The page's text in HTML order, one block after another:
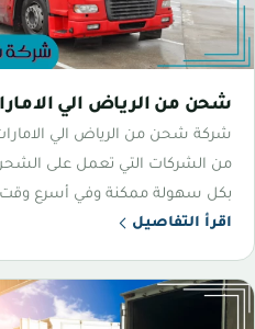
شحن من الرياض الي
شركة شحن من الرياض الي الامارات
من الشركات التي تعمل على
بكل سهولة ممكنة وفي أسرع
اقرأ التفاصيل